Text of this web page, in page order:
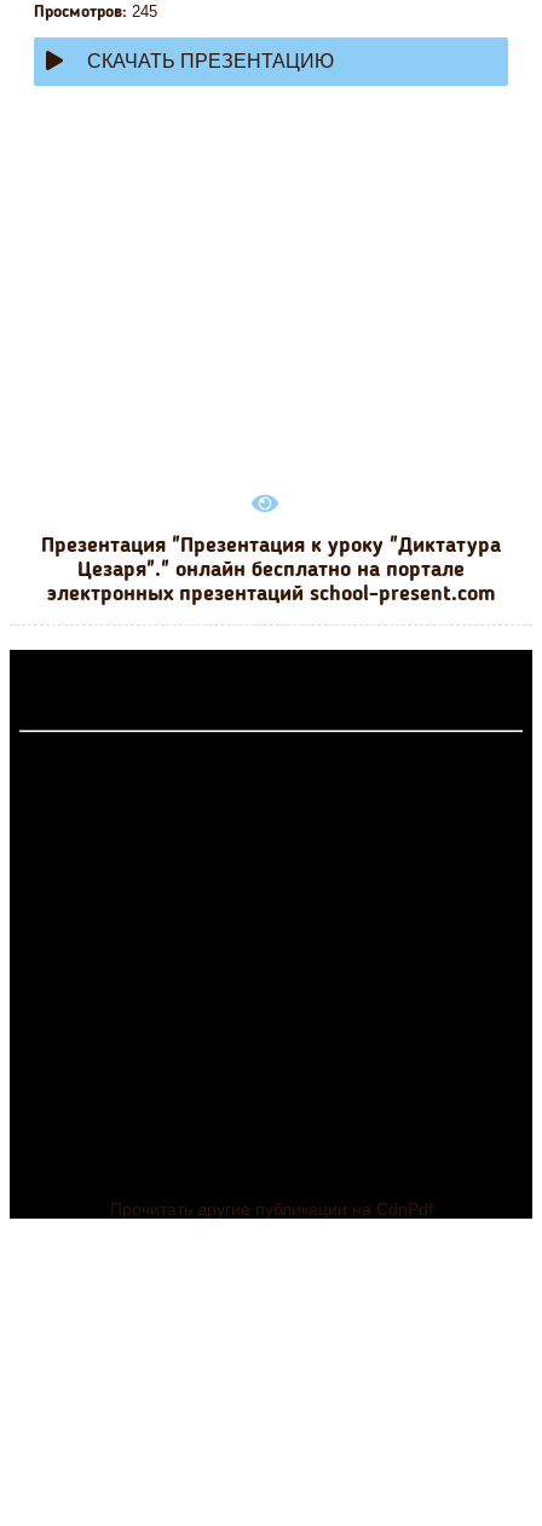
Просмотров: 245
СКАЧАТЬ ПРЕЗЕНТАЦИЮ
Презентация "Презентация к уроку "Диктатура
Цезаря"." онлайн бесплатно на портале
электронных презентаций school-present.com
Прочитать другие публикации на CdnPdf